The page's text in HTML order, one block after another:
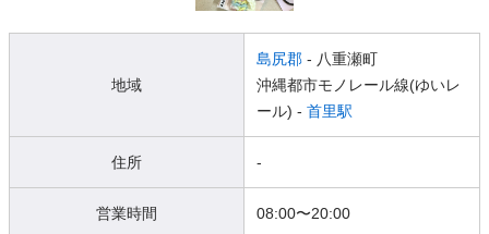
地域
島尻郡 - 八重瀬町
沖縄都市モノレール線(ゆいレ
ール) - 首里駅
住所 -
営業時間 08:00〜20:00